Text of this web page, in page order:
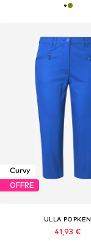
Curvy
OFFRE
ULLA POPKEN
41,93 €